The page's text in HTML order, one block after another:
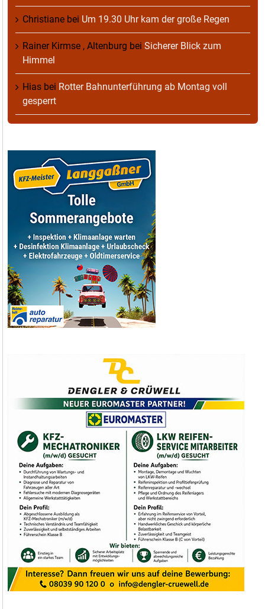
Christiane bei Um 19.30 Uhr kam der große Regen
Rainer Kirmse , Altenburg bei Sicherer Blick zum
Himmel
Hias bei Rotter Bahnunterführung ab Montag voll
gesperrt